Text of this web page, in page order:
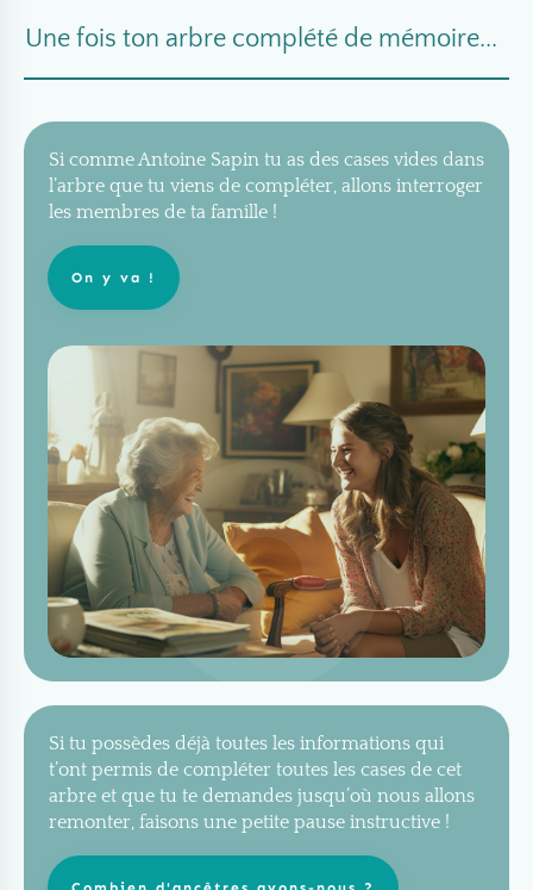
Une fois ton arbre complété de mémoire...
Si comme Antoine Sapin tu as des cases vides dans
l’arbre que tu viens de compléter, allons interroger
les membres de ta famille !
On y va !
Si tu possèdes déjà toutes les informations qui
t’ont permis de compléter toutes les cases de cet
arbre et que tu te demandes jusqu’où nous allons
remonter, faisons une petite pause instructive !